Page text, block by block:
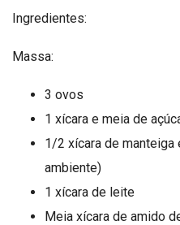
Ingredientes:
Massa:
3 ovos
1 xícara e meia de
1/2 xícara de manteiga
ambiente)
1 xícara de leite
Meia xícara de amido